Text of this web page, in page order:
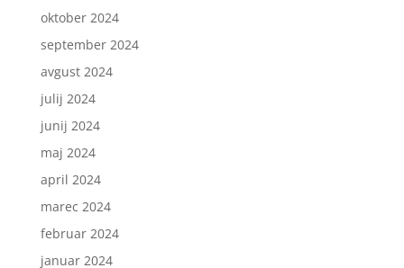
oktober 2024
september 2024
avgust 2024
julij 2024
junij 2024
maj 2024
april 2024
marec 2024
februar 2024
januar 2024